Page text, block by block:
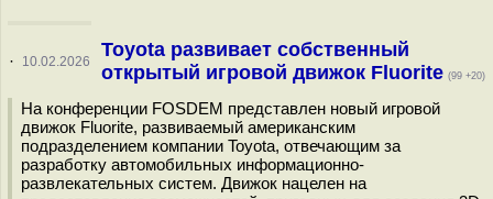
· 10.02.2026
Toyota развивает собственный
открытый игровой движок Fluorite (99 +20)
На конференции FOSDEM представлен новый игровой
движок Fluorite, развиваемый американским
подразделением компании Toyota, отвечающим за
разработку автомобильных информационно-
развлекательных систем. Движок нацелен на